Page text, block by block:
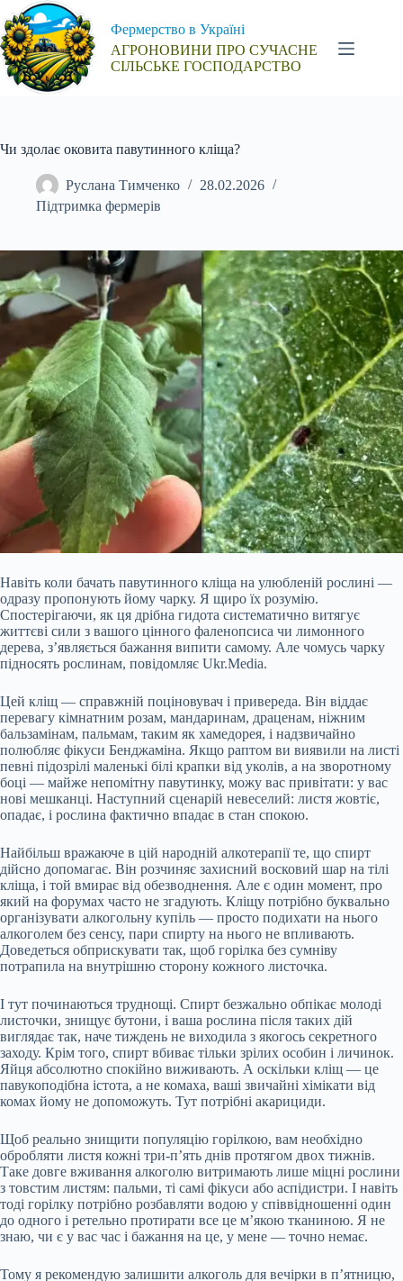
Перейти
до
вмісту
Фермерство в Україні
АГРОНОВИНИ ПРО СУЧАСНЕ
СІЛЬСЬКЕ ГОСПОДАРСТВО
Чи здолає оковита павутинного кліща?
Руслана Тимченко
28.02.2026
Підтримка фермерів
Навіть коли бачать павутинного кліща на улюбленій рослині —
одразу пропонують йому чарку. Я щиро їх розумію.
Спостерігаючи, як ця дрібна гидота систематично витягує
життєві сили з вашого цінного фаленопсиса чи лимонного
дерева, з’являється бажання випити самому. Але чомусь чарку
підносять рослинам, повідомляє Ukr.Media.
Цей кліщ — справжній поціновувач і привереда. Він віддає
перевагу кімнатним розам, мандаринам, драценам, ніжним
бальзамінам, пальмам, таким як хамедорея, і надзвичайно
полюбляє фікуси Бенджаміна. Якщо раптом ви виявили на листі
певні підозрілі маленькі білі крапки від уколів, а на зворотному
боці — майже непомітну павутинку, можу вас привітати: у вас
нові мешканці. Наступний сценарій невеселий: листя жовтіє,
опадає, і рослина фактично впадає в стан спокою.
Найбільш вражаюче в цій народній алкотерапії те, що спирт
дійсно допомагає. Він розчиняє захисний восковий шар на тілі
кліща, і той вмирає від обезводнення. Але є один момент, про
який на форумах часто не згадують. Кліщу потрібно буквально
організувати алкогольну купіль — просто подихати на нього
алкоголем без сенсу, пари спирту на нього не впливають.
Доведеться обприскувати так, щоб горілка без сумніву
потрапила на внутрішню сторону кожного листочка.
І тут починаються труднощі. Спирт безжально обпікає молоді
листочки, знищує бутони, і ваша рослина після таких дій
виглядає так, наче тиждень не виходила з якогось секретного
заходу. Крім того, спирт вбиває тільки зрілих особин і личинок.
Яйця абсолютно спокійно виживають. А оскільки кліщ — це
павукоподібна істота, а не комаха, ваші звичайні хімікати від
комах йому не допоможуть. Тут потрібні акарициди.
Щоб реально знищити популяцію горілкою, вам необхідно
обробляти листя кожні три-п’ять днів протягом двох тижнів.
Таке довге вживання алкоголю витримають лише міцні рослини
з товстим листям: пальми, ті самі фікуси або аспідистри. І навіть
тоді горілку потрібно розбавляти водою у співвідношенні один
до одного і ретельно протирати все це м’якою тканиною. Я не
знаю, чи є у вас час і бажання на це, у мене — точно немає.
Тому я рекомендую залишити алкоголь для вечірки в п’ятницю,